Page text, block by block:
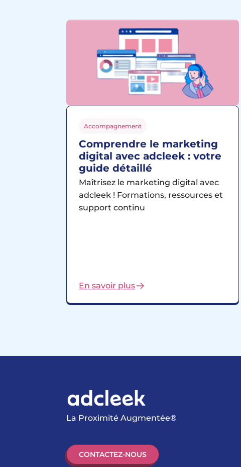
Accompagnement
Comprendre le marketing
digital avec adcleek : votre
guide détaillé
Maîtrisez le marketing digital avec
adcleek ! Formations, ressources et
support continu
En savoir plus
La Proximité Augmentée®
CONTACTEZ-NOUS